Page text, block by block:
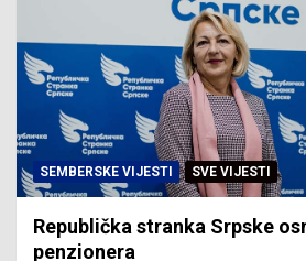
SEMBERSKE VIJESTI SVE VIJESTI
Republička stranka Srpske
penzionera